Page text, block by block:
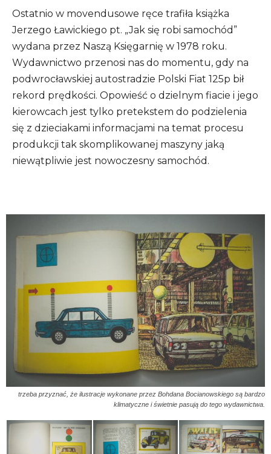
Ostatnio w movendusowe ręce trafiła książka
Jerzego Ławickiego pt. „Jak się robi samochód”
wydana przez Naszą Księgarnię w 1978 roku.
Wydawnictwo przenosi nas do momentu, gdy na
podwrocławskiej autostradzie Polski Fiat 125p bił
rekord prędkości. Opowieść o dzielnym fiacie i jego
kierowcach jest tylko pretekstem do podzielenia
się z dzieciakami informacjami na temat procesu
produkcji tak skomplikowanej maszyny jaką
niewątpliwie jest nowoczesny samochód.
trzeba przyznać, że ilustracje wykonane przez Bohdana Bocianowskiego są bardzo
klimatyczne i świetnie pasują do tego wydawnictwa.